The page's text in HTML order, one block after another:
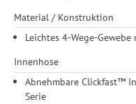
Durchführung von
Produktempfehlungen
Informationen zu den
und der Speicherdauer
Einwilligung ist freiwillig,
erforderlich und gilt, bis
Material / Konstruktion
Leichtes 4-Wege-
Innenhose
Abnehmbare Clickfast™
Serie